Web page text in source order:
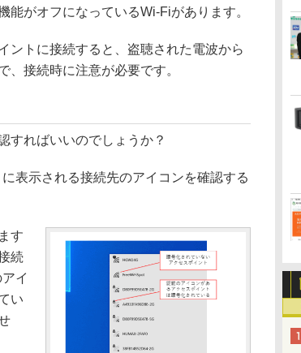
がオフになっているWi-Fiがあります。
トに接続すると、盗聴された電波から
、接続時に注意が必要です。
すればいいのでしょうか？
表示される接続先のアイコンを確認する
す
続
イ
い